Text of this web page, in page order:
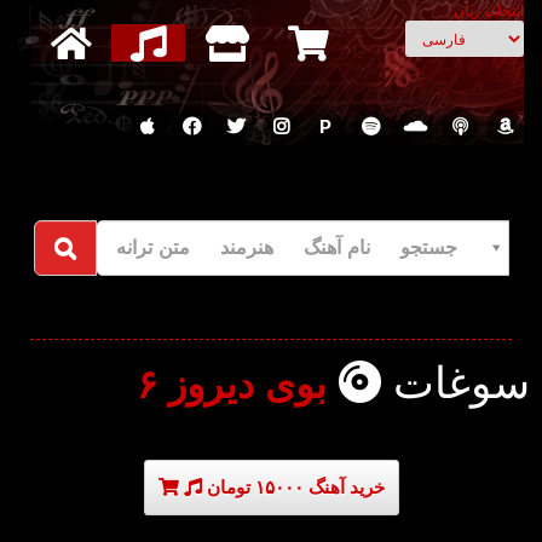
انتخاب زبان
P
جستجو نام آهنگ هنرمند متن ترانه
سوغات بوی دیروز ۶
خرید آهنگ ۱۵۰۰۰ تومان